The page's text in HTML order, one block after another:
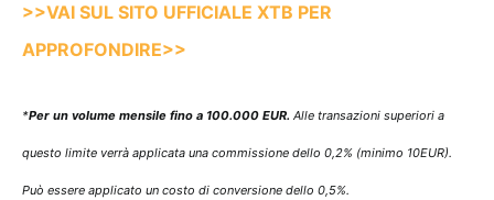
>>VAI SUL SITO UFFICIALE XTB PER
APPROFONDIRE>>
*Per un volume mensile fino a 100.000 EUR. Alle transazioni superiori a
questo limite verrà applicata una commissione dello 0,2% (minimo 10EUR).
Può essere applicato un costo di conversione dello 0,5%.